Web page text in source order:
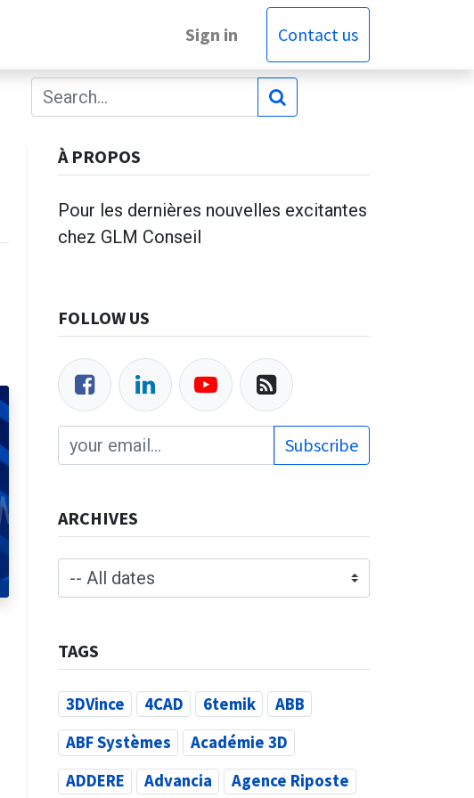
Sign in Contact us
À PROPOS
Pour les dernières nouvelles excitantes
chez GLM Conseil
FOLLOW US
Subscribe
ARCHIVES
TAGS
3DVince 4CAD 6temik
ABB
ABF Systèmes
Académie 3D
ADDERE
Advancia Agence Riposte